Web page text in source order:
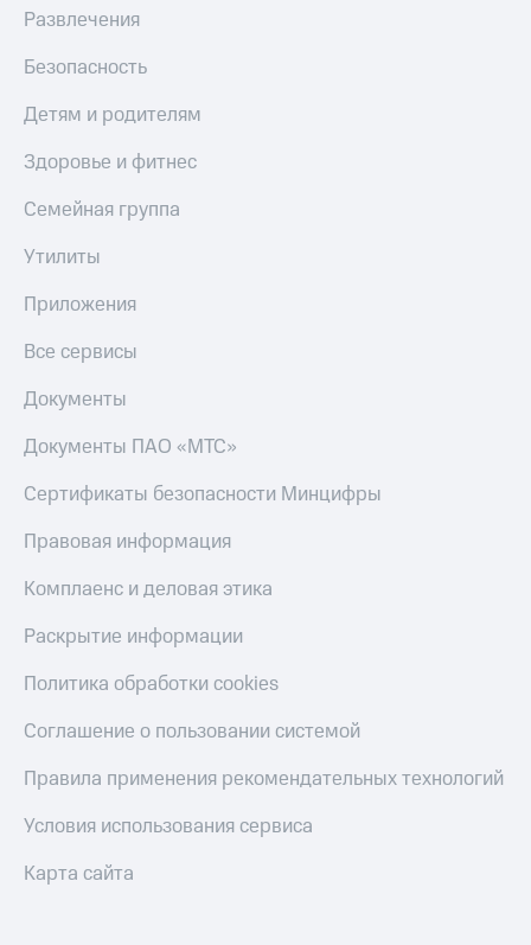
Развлечения
Безопасность
Детям и родителям
Здоровье и фитнес
Семейная группа
Утилиты
Приложения
Все сервисы
Документы
Документы ПАО «МТС»
Сертификаты безопасности Минцифры
Правовая информация
Комплаенс и деловая этика
Раскрытие информации
Политика обработки cookies
Соглашение о пользовании системой
Правила применения рекомендательных технологий
Условия использования сервиса
Карта сайта